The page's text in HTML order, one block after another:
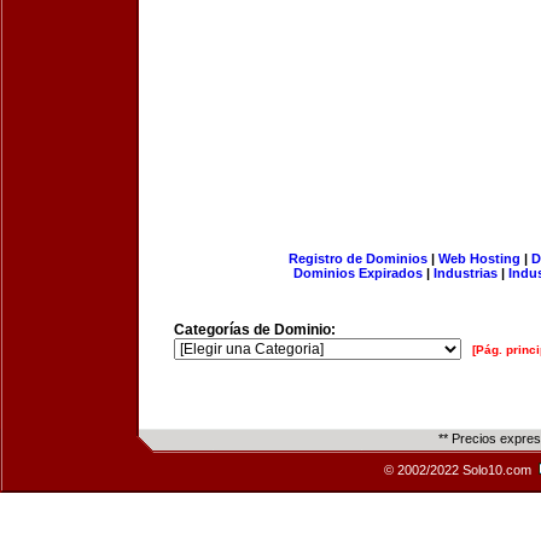
Registro de Dominios| Web Hosting |
Dominios Expirados | Industrias |
Categorías de Dominio:
[Pág.
** Precios
© 2002/2022 Solo10.com